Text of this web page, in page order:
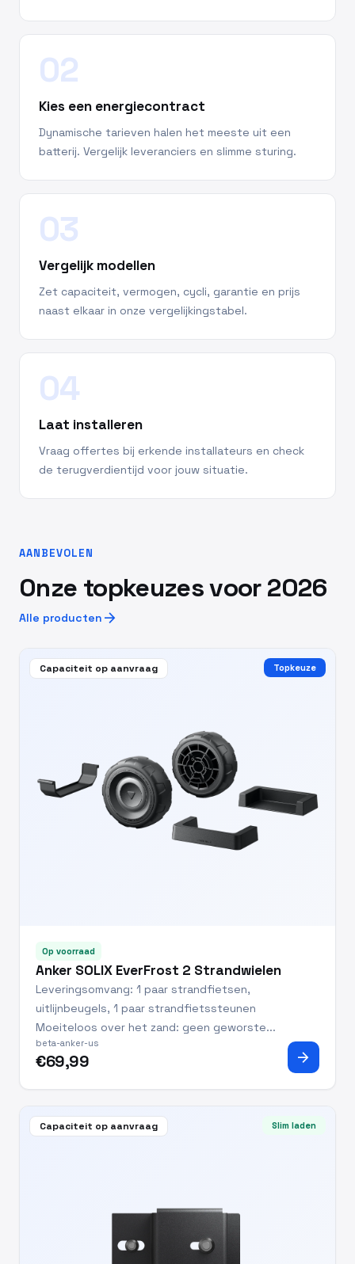
02
Kies een energiecontract
Dynamische tarieven halen het meeste uit een
batterij. Vergelijk leveranciers en slimme sturing.
03
Vergelijk modellen
Zet capaciteit, vermogen, cycli, garantie en prijs
naast elkaar in onze vergelijkingstabel.
04
Laat installeren
Vraag offertes bij erkende installateurs en check
de terugverdientijd voor jouw situatie.
AANBEVOLEN
Onze topkeuzes voor 2026
Alle producten arrow_forward
Capaciteit op aanvraag Topkeuze
Op voorraad
Anker SOLIX EverFrost 2 Strandwielen
Leveringsomvang: 1 paar strandfietsen,
uitlijnbeugels, 1 paar strandfietssteunen
Moeiteloos over het zand: geen geworste...
beta-anker-us
€69,99 arrow_forward
Capaciteit op aanvraag Slim laden